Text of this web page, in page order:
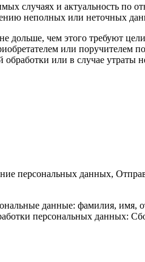
случаях и актуальность по
неполных или неточных
дольше, чем этого требуют
или поручителем по
или в случае утраты
персональных данных,
данные: фамилия, имя,
персональных данных: